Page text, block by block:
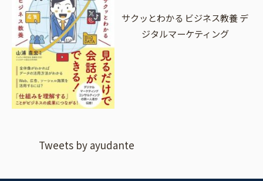
サクッとわかる ビジネス教養 デ
ジタルマーケティング
Tweets by ayudante